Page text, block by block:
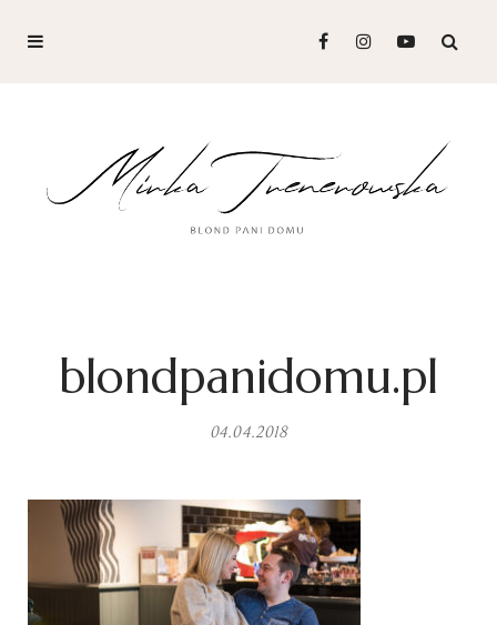
blondpanidomu.pl
04.04.2018